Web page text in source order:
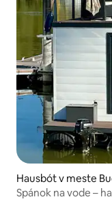
Hausbót v meste
Spánok na vode –